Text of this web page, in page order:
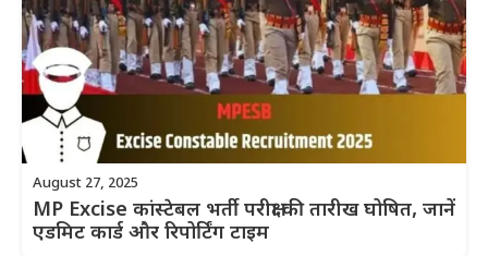
August 27, 2025
MP Excise कांस्टेबल भर्ती परीक्षा की तारीख घोषित, जानें
एडमिट कार्ड और रिपोर्टिंग टाइम